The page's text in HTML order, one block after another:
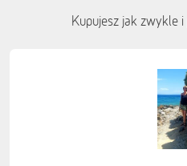
Kupujesz jak zwykle i